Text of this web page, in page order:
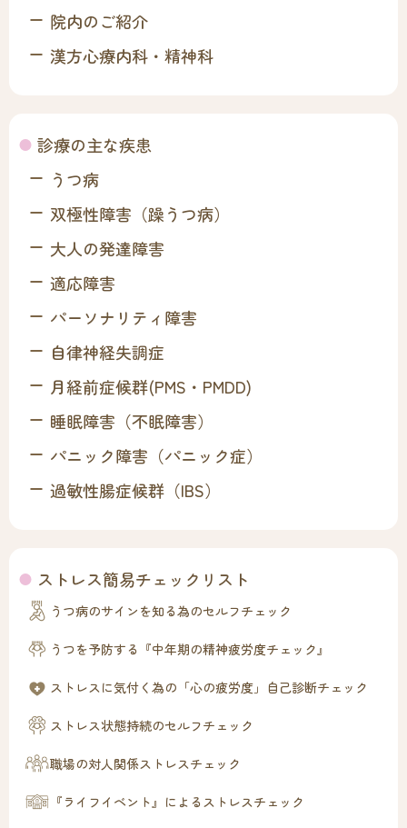
院内のご紹介
漢方心療内科・精神科
診療の主な疾患
うつ病
双極性障害（躁うつ病）
大人の発達障害
適応障害
パーソナリティ障害
自律神経失調症
月経前症候群(PMS・PMDD)
睡眠障害（不眠障害）
パニック障害（パニック症）
過敏性腸症候群（IBS）
ストレス簡易チェックリスト
うつ病のサインを知る為のセルフチェック
うつを予防する『中年期の精神疲労度チェック』
ストレスに気付く為の「心の疲労度」自己診断チェック
ストレス状態持続のセルフチェック
職場の対人関係ストレスチェック
『ライフイベント』によるストレスチェック